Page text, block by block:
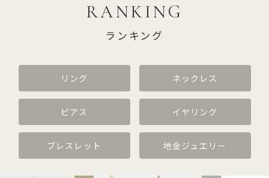
RANKING
ランキング
リング ネックレス
ピアス イヤリング
ブレスレット 地金ジュエリー